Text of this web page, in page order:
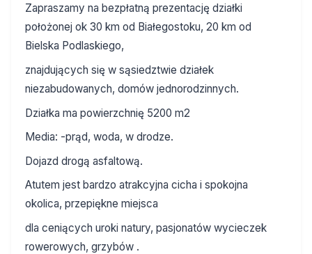
Zapraszamy na bezpłatną prezentację działki
położonej ok 30 km od Białegostoku, 20 km od
Bielska Podlaskiego,
znajdujących się w sąsiedztwie działek
niezabudowanych, domów jednorodzinnych.
Działka ma powierzchnię 5200 m2
Media: -prąd, woda, w drodze.
Dojazd drogą asfaltową.
Atutem jest bardzo atrakcyjna cicha i spokojna
okolica, przepiękne miejsca
dla ceniących uroki natury, pasjonatów wycieczek
rowerowych, grzybów .